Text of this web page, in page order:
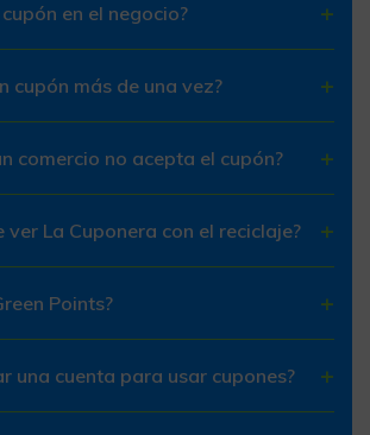
en el negocio?
cupón más de una vez?
comercio no acepta el cupón?
ver La Cuponera con el reciclaje?
Points?
una cuenta para usar cupones?